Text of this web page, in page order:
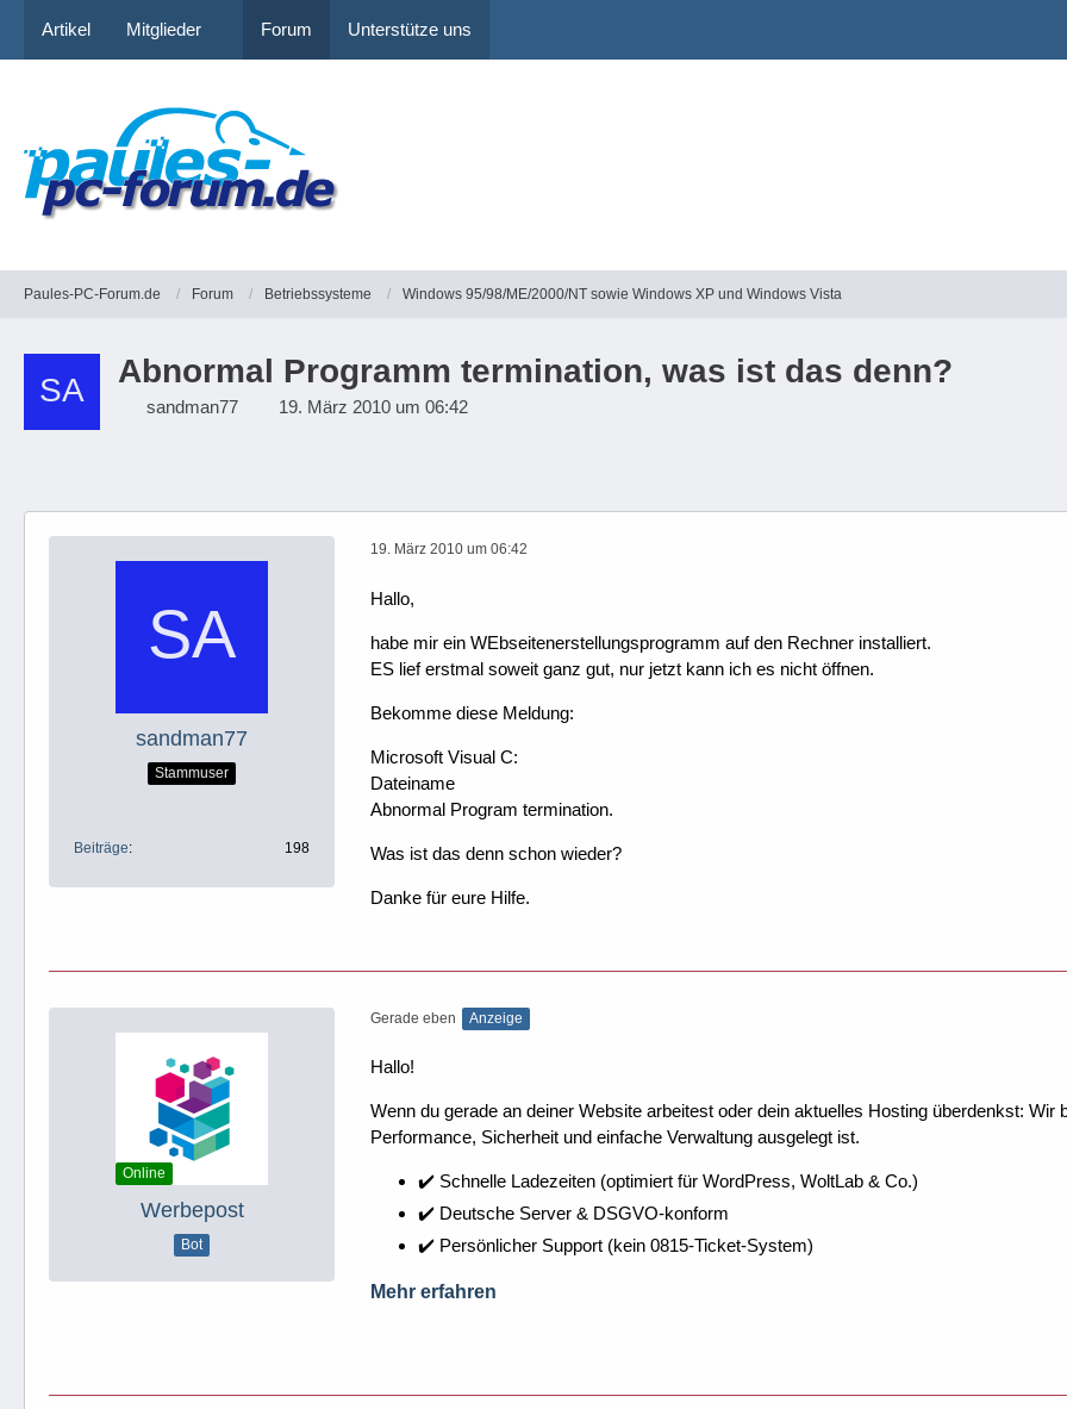
Artikel Mitglieder Forum Unterstütze uns
Paules-PC-Forum.de Forum Betriebssysteme Windows 95/98/ME/2000/NT sowie Windows XP und Windows Vista
Abnormal Programm termination, was ist das denn?
sandman77 19. März 2010 um 06:42
sandman77
Stammuser
Beiträge 198
19. März 2010 um 06:42
Hallo,
habe mir ein WEbseitenerstellungsprogramm auf den Rechner installiert.
ES lief erstmal soweit ganz gut, nur jetzt kann ich es nicht öffnen.
Bekomme diese Meldung:
Microsoft Visual C:
Dateiname
Abnormal Program termination.
Was ist das denn schon wieder?
Danke für eure Hilfe.
Online
Werbepost
Bot
Gerade eben Anzeige
Hallo!
Wenn du gerade an deiner Website arbeitest oder dein aktuelles Hosting überdenkst:
Performance, Sicherheit und einfache Verwaltung ausgelegt ist.
✔️ Schnelle Ladezeiten (optimiert für WordPress, WoltLab & Co.)
✔️ Deutsche Server & DSGVO-konform
✔️ Persönlicher Support (kein 0815-Ticket-System)
Mehr erfahren